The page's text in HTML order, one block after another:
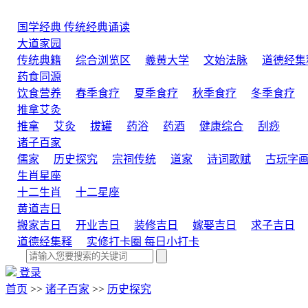
国学经典 传统经典诵读
大道家园
传统典籍
综合浏览区 羲黄大学 文始法脉
道德经集
药食同源
饮食营养
春季食疗 夏季食疗 秋季食疗 冬季食疗
推拿艾灸
推拿
艾灸 拔罐 药浴 药酒 健康综合
刮痧
诸子百家
儒家
历史探究 宗祠传统 道家 诗词歌赋 古玩字画
生肖星座
十二生肖
十二星座
黄道吉日
搬家吉日
开业吉日 装修吉日 嫁娶吉日
求子吉日
道德经集释
实修打卡圈 每日小打卡
登录
首页 >> 诸子百家 >> 历史探究